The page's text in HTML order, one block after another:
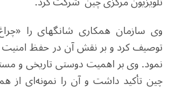
وی سازمان همکاری شانگهای را «چراغ
توصیف کرد و بر نقش آن در حفظ امنیت
نمود. وی بر اهمیت دوستی تاریخی و
چین تأکید داشت و آن را نمونه‌ای از